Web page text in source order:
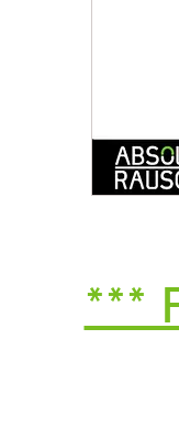
***